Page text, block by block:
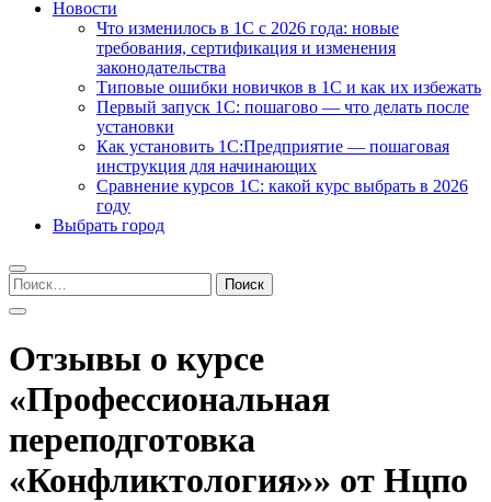
Новости
Что изменилось в 1С с 2026 года: новые
требования, сертификация и изменения
законодательства
Типовые ошибки новичков в 1С и как их избежать
Первый запуск 1С: пошагово — что делать после
установки
Как установить 1С:Предприятие — пошаговая
инструкция для начинающих
Сравнение курсов 1С: какой курс выбрать в 2026
году
Выбрать город
Найти:
Отзывы о курсе
«Профессиональная
переподготовка
«Конфликтология»» от Нцпо